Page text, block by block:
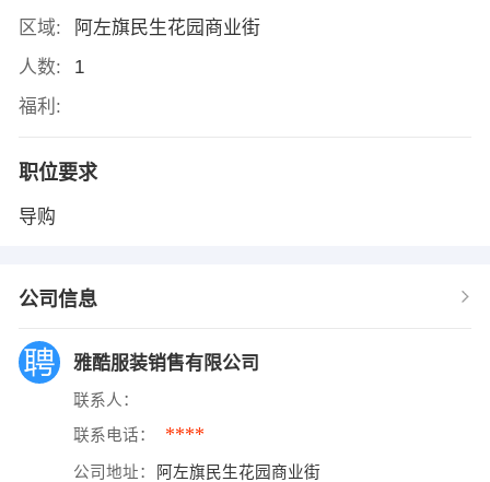
区域:
阿左旗民生花园商业街
人数:
1
福利:
职位要求
导购
公司信息
雅酷服装销售有限公司
联系人：
联系电话： ****
公司地址： 阿左旗民生花园商业街